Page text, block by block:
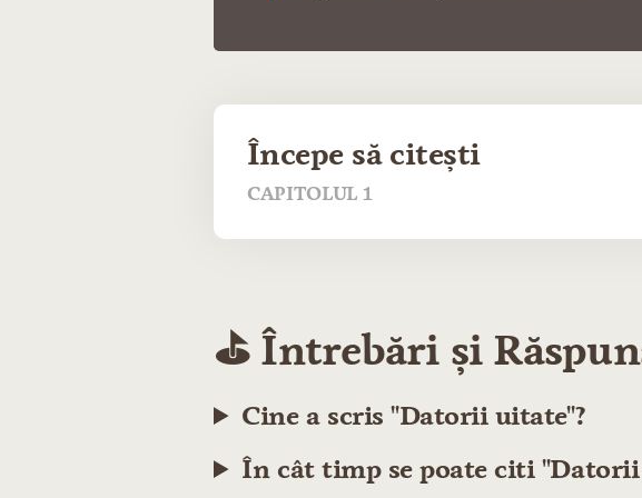
Începe să citești
CAPITOLUL 1
⛳️ Întrebări și
Cine a scris "Datorii uitate"?
În cât timp se poate citi "Datorii